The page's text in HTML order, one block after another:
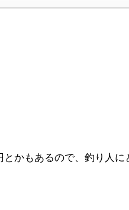
かもあるので、釣り人に